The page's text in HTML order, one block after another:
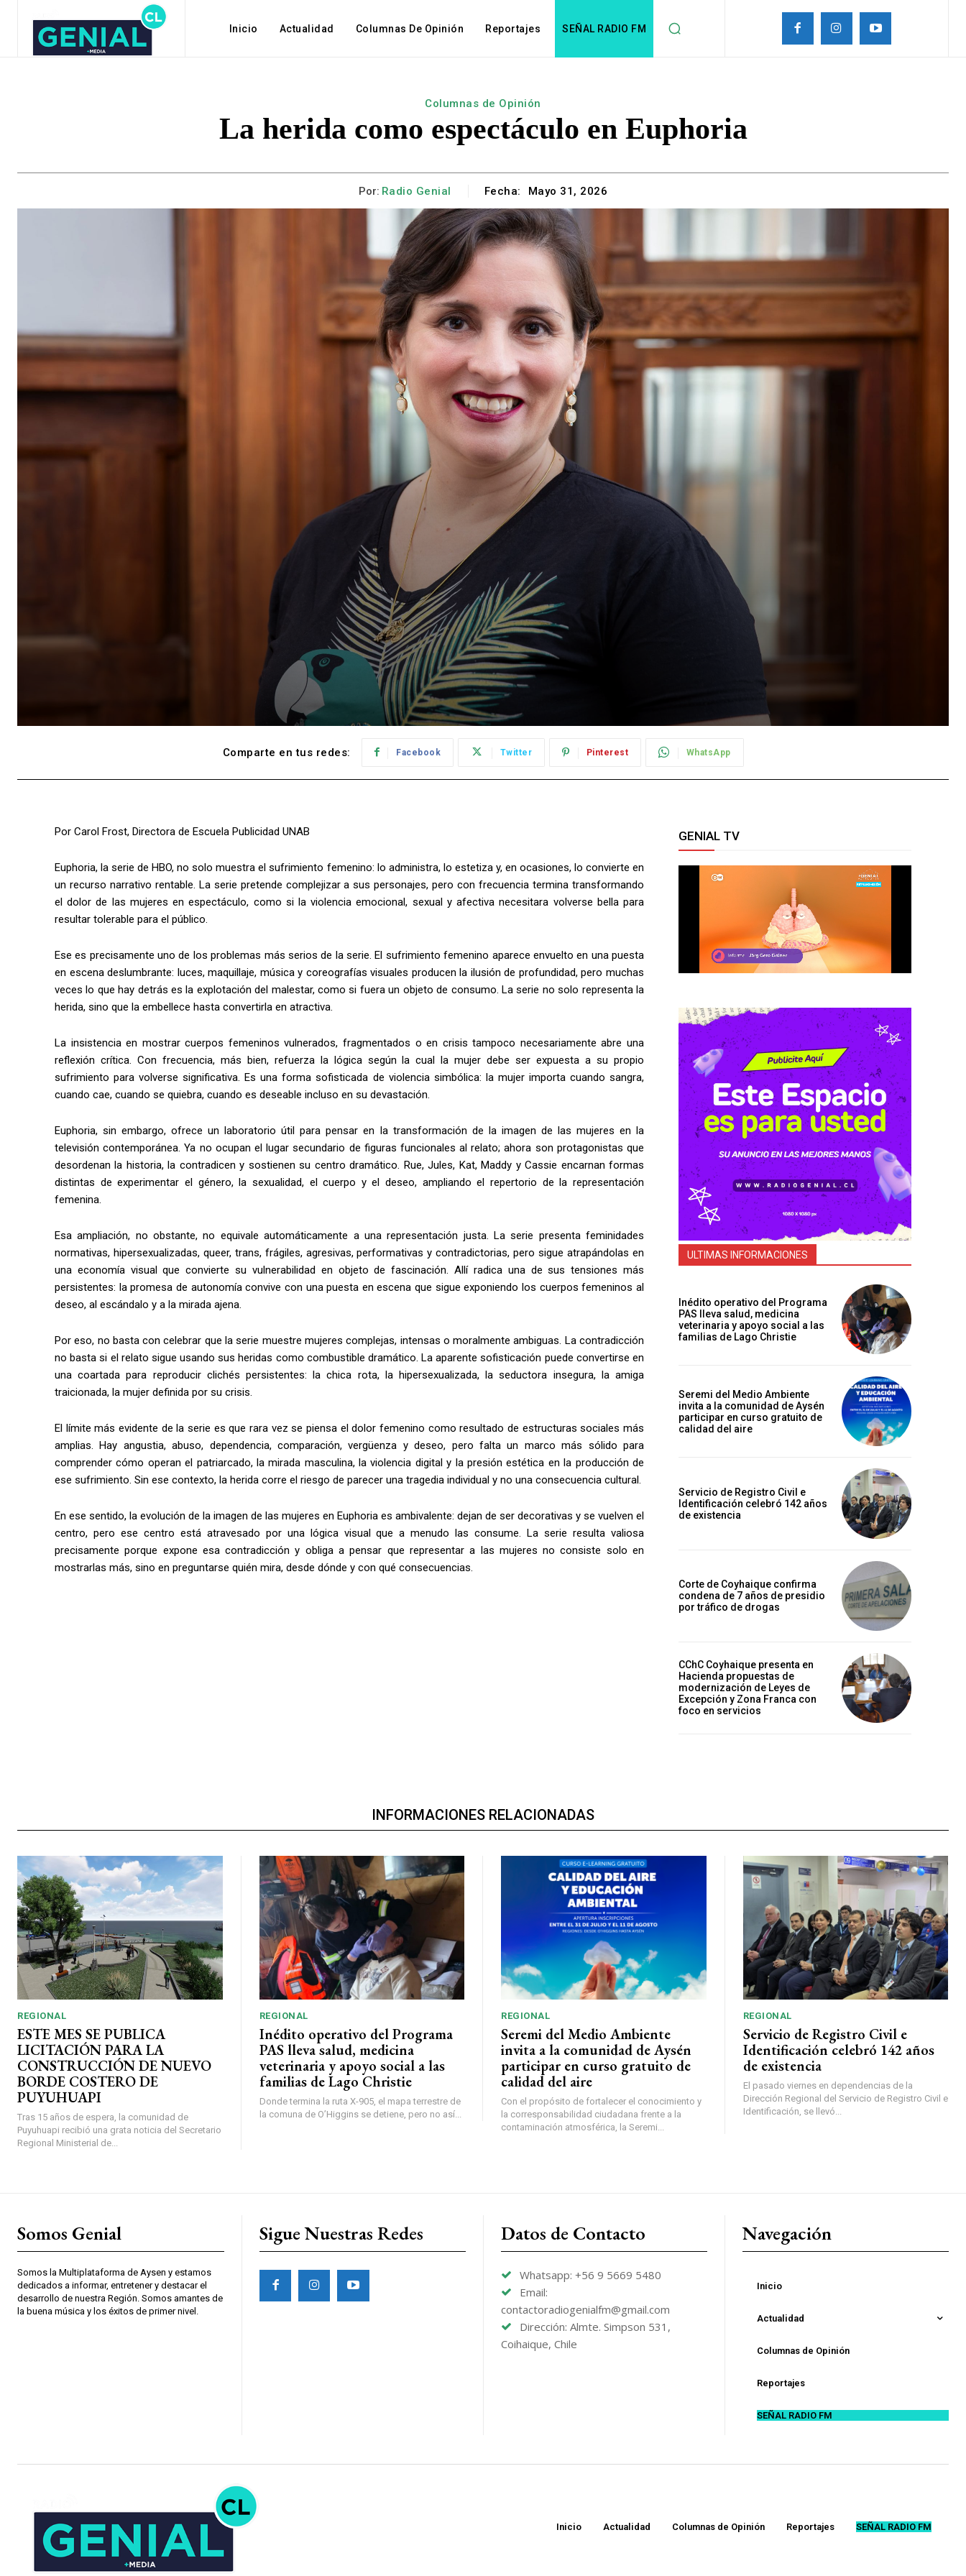
Inicio Actualidad Columnas De Opinión Reportajes SEÑAL RADIO FM
Columnas de Opinión
La herida como espectáculo en Euphoria
Por: Radio Genial Fecha: Mayo 31, 2026
Comparte en tus redes: Facebook Twitter Pinterest WhatsApp
Por Carol Frost, Directora de Escuela Publicidad UNAB
Euphoria, la serie de HBO, no solo muestra el sufrimiento femenino: lo administra, lo estetiza y, en ocasiones, lo convierte en
un recurso narrativo rentable. La serie pretende complejizar a sus personajes, pero con frecuencia termina transformando
el dolor de las mujeres en espectáculo, como si la violencia emocional, sexual y afectiva necesitara volverse bella para
resultar tolerable para el público.
Ese es precisamente uno de los problemas más serios de la serie. El sufrimiento femenino aparece envuelto en una puesta
en escena deslumbrante: luces, maquillaje, música y coreografías visuales producen la ilusión de profundidad, pero muchas
veces lo que hay detrás es la explotación del malestar, como si fuera un objeto de consumo. La serie no solo representa la
herida, sino que la embellece hasta convertirla en atractiva.
La insistencia en mostrar cuerpos femeninos vulnerados, fragmentados o en crisis tampoco necesariamente abre una
reflexión crítica. Con frecuencia, más bien, refuerza la lógica según la cual la mujer debe ser expuesta a su propio
sufrimiento para volverse significativa. Es una forma sofisticada de violencia simbólica: la mujer importa cuando sangra,
cuando cae, cuando se quiebra, cuando es deseable incluso en su devastación.
Euphoria, sin embargo, ofrece un laboratorio útil para pensar en la transformación de la imagen de las mujeres en la
televisión contemporánea. Ya no ocupan el lugar secundario de figuras funcionales al relato; ahora son protagonistas que
desordenan la historia, la contradicen y sostienen su centro dramático. Rue, Jules, Kat, Maddy y Cassie encarnan formas
distintas de experimentar el género, la sexualidad, el cuerpo y el deseo, ampliando el repertorio de la representación
femenina.
Esa ampliación, no obstante, no equivale automáticamente a una representación justa. La serie presenta feminidades
normativas, hipersexualizadas, queer, trans, frágiles, agresivas, performativas y contradictorias, pero sigue atrapándolas en
una economía visual que convierte su vulnerabilidad en objeto de fascinación. Allí radica una de sus tensiones más
persistentes: la promesa de autonomía convive con una puesta en escena que sigue exponiendo los cuerpos femeninos al
deseo, al escándalo y a la mirada ajena.
Por eso, no basta con celebrar que la serie muestre mujeres complejas, intensas o moralmente ambiguas. La contradicción
no basta si el relato sigue usando sus heridas como combustible dramático. La aparente sofisticación puede convertirse en
una coartada para reproducir clichés persistentes: la chica rota, la hipersexualizada, la seductora insegura, la amiga
traicionada, la mujer definida por su crisis.
El límite más evidente de la serie es que rara vez se piensa el dolor femenino como resultado de estructuras sociales más
amplias. Hay angustia, abuso, dependencia, comparación, vergüenza y deseo, pero falta un marco más sólido para
comprender cómo operan el patriarcado, la mirada masculina, la violencia digital y la presión estética en la producción de
ese sufrimiento. Sin ese contexto, la herida corre el riesgo de parecer una tragedia individual y no una consecuencia cultural.
En ese sentido, la evolución de la imagen de las mujeres en Euphoria es ambivalente: dejan de ser decorativas y se vuelven el
centro, pero ese centro está atravesado por una lógica visual que a menudo las consume. La serie resulta valiosa
precisamente porque expone esa contradicción y obliga a pensar que representar a las mujeres no consiste solo en
mostrarlas más, sino en preguntarse quién mira, desde dónde y con qué consecuencias.
GENIAL TV
ULTIMAS INFORMACIONES
Inédito operativo del Programa
PAS lleva salud, medicina
veterinaria y apoyo social a las
familias de Lago Christie
Seremi del Medio Ambiente
invita a la comunidad de Aysén
participar en curso gratuito de
calidad del aire
Servicio de Registro Civil e
Identificación celebró 142 años
de existencia
Corte de Coyhaique confirma
condena de 7 años de presidio
por tráfico de drogas
CChC Coyhaique presenta en
Hacienda propuestas de
modernización de Leyes de
Excepción y Zona Franca con
foco en servicios
INFORMACIONES RELACIONADAS
REGIONAL
ESTE MES SE PUBLICA
LICITACIÓN PARA LA
CONSTRUCCIÓN DE NUEVO
BORDE COSTERO DE
PUYUHUAPI
Tras 15 años de espera, la comunidad de
Puyuhuapi recibió una grata noticia del Secretario
Regional Ministerial de...
REGIONAL
Inédito operativo del Programa
PAS lleva salud, medicina
veterinaria y apoyo social a las
familias de Lago Christie
Donde termina la ruta X-905, el mapa terrestre de
la comuna de O’Higgins se detiene, pero no así...
REGIONAL
Seremi del Medio Ambiente
invita a la comunidad de Aysén
participar en curso gratuito de
calidad del aire
Con el propósito de fortalecer el conocimiento y
la corresponsabilidad ciudadana frente a la
contaminación atmosférica, la Seremi...
REGIONAL
Servicio de Registro Civil e
Identificación celebró 142 años
de existencia
El pasado viernes en dependencias de la
Dirección Regional del Servicio de Registro Civil e
Identificación, se llevó...
Somos Genial
Somos la Multiplataforma de Aysen y estamos
dedicados a informar, entretener y destacar el
desarrollo de nuestra Región. Somos amantes de
la buena música y los éxitos de primer nivel.
Sigue Nuestras Redes Datos de Contacto
Whatsapp: +56 9 5669 5480
Email:
contactoradiogenialfm@gmail.com
Dirección: Almte. Simpson 531,
Coihaique, Chile
Navegación
Inicio
Actualidad
Columnas de Opinión
Reportajes
SEÑAL RADIO FM
Inicio Actualidad Columnas de Opinión Reportajes SEÑAL RADIO FM